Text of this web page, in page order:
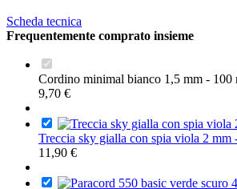
Scheda tecnica
Frequentemente comprato insieme
Cordino minimal bianco 1,5 mm - 100
9,70 €
Treccia sky gialla con spia viola 2 mm
11,90 €